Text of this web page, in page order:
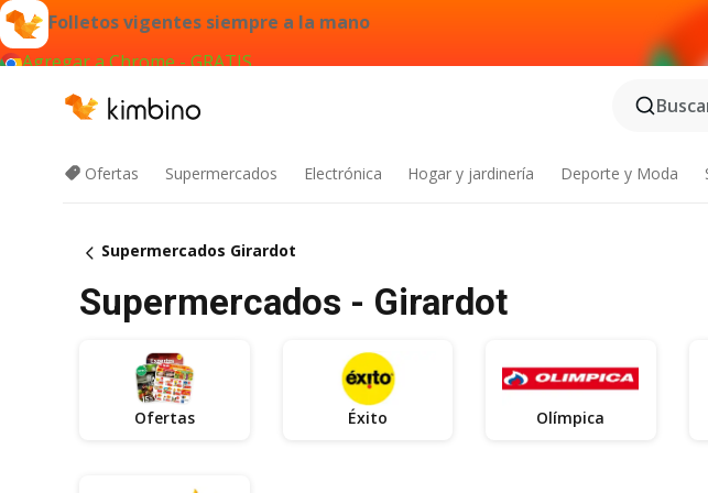
Folletos vigentes siempre a la mano
Agregar a Chrome - GRATIS
Ofertas Supermercados Electrónica Hogar y jardinería Deporte y Moda
Supermercados Girardot
Supermercados - Girardot
Ofertas Éxito Olímpica